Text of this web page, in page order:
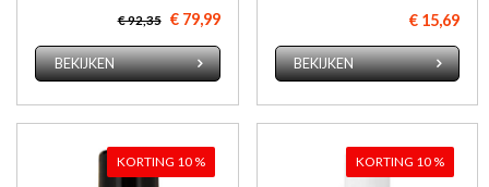
€ 92,35 € 79,99
BEKIJKEN
€ 15,69
BEKIJKEN
KORTING 10 % KORTING 10 %